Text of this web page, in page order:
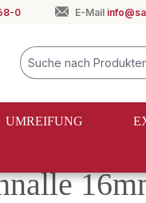
0 E-Mail
UMREIFUNG